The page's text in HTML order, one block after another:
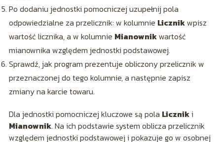
Po dodaniu jednostki pomocniczej uzupełnij pola
odpowiedzialne za przelicznik: w kolumnie Licznikwpisz
wartość licznika, a w kolumnie Mianownikwartość
mianownika względem jednostki podstawowej.
Sprawdź, jak program prezentuje obliczony przelicznik w
przeznaczonej do tego kolumnie, a następnie zapisz
zmiany na karcie towaru.
Dla jednostki pomocniczej kluczowe są pola Liczniki
Mianownik. Na ich podstawie system oblicza przelicznik
względem jednostki podstawowej i pokazuje go w osobnej